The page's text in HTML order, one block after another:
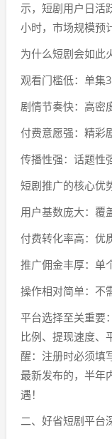
示，短剧用户日活
小时，市场规模预
为什么短剧会如此
观看门槛低：单集
剧情节奏快：高密
付费意愿强：精彩
传播性强：话题性
短剧推广的核心优
用户基数庞大：覆
付费转化率高：优
推广佣金丰厚：单
操作相对简单：不
平台选择至关重要
比例、提现速度、
醒：注册时必须填
最新发布的，半年
遇！
二、好省短剧平台